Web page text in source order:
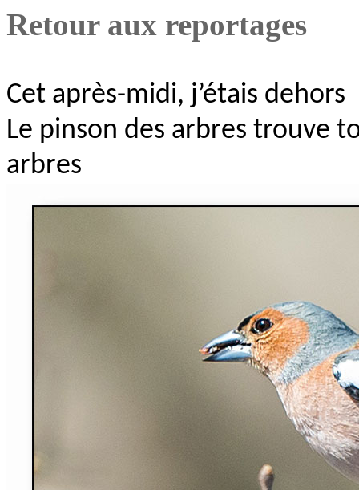
Retour aux reportages
Cet après-midi, j’étais dehors
Le pinson des arbres trouve
arbres